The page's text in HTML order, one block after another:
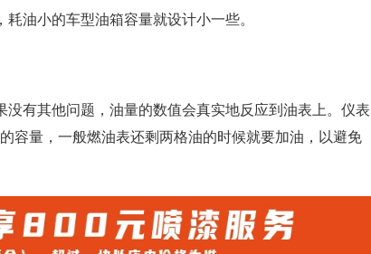
油小的车型油箱容量就设计小一些。
有其他问题，油量的数值会真实地反应到油表上。仪表
容量，一般燃油表还剩两格油的时候就要加油，以避免